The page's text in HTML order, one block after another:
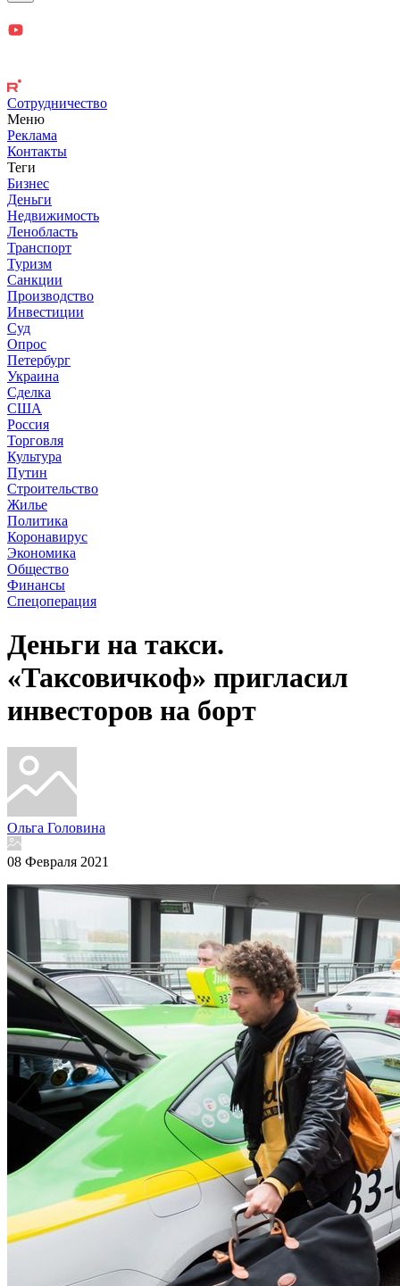
Сотрудничество
Меню
Реклама
Контакты
Теги
Бизнес
Деньги
Недвижимость
Ленобласть
Транспорт
Туризм
Санкции
Производство
Инвестиции
Суд
Опрос
Петербург
Украина
Сделка
США
Россия
Торговля
Культура
Путин
Строительство
Жилье
Политика
Коронавирус
Экономика
Общество
Финансы
Спецоперация
Деньги на такси.
«Таксовичкоф» пригласил
инвесторов на борт
Ольга Головина
08 Февраля 2021